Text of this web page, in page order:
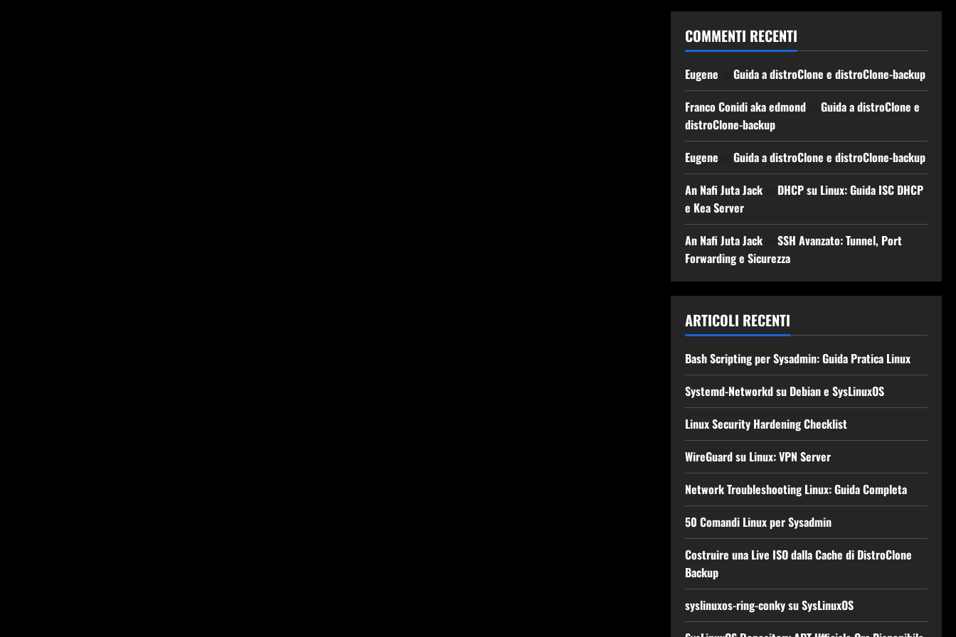
COMMENTI RECENTI
Eugene
Guida a distroClone e distroClone-backup
Franco Conidi aka edmondsu Guida a distroClone e
distroClone-backup
Eugene
Guida a distroClone e distroClone-backup
An Nafi Juta Jacksu DHCP su Linux: Guida ISC DHCP
e Kea Server
An Nafi Juta Jacksu SSH Avanzato: Tunnel, Port
Forwarding e Sicurezza
ARTICOLI RECENTI
Bash Scripting per Sysadmin: Guida Pratica Linux
Systemd-Networkd su Debian e SysLinuxOS
Linux Security Hardening Checklist
WireGuard su Linux: VPN Server
Network Troubleshooting Linux: Guida Completa
50 Comandi Linux per Sysadmin
Costruire una Live ISO dalla Cache di DistroClone
Backup
syslinuxos-ring-conky su SysLinuxOS